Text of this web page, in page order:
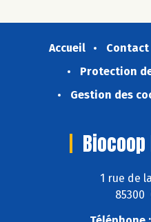
Accueil Contact
Protection
Gestion des
1 rue de
85300